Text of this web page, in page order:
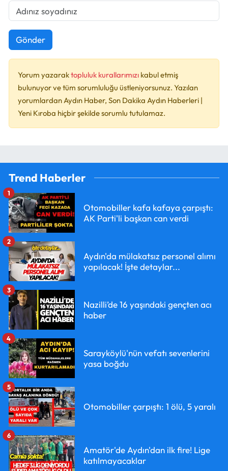
Gönder
Yorum yazaraktopluluk kurallarımızı kabul etmiş
bulunuyor ve tüm sorumluluğu üstleniyorsunuz. Yazılan
yorumlardan Aydın Haber, Son Dakika Aydın Haberleri |
Yeni Kıroba hiçbir şekilde sorumlu tutulamaz.
Trend Haberler
Otomobiller kafa kafaya çarpıştı:
AK Parti'li başkan can verdi
1
Aydın'da mülakatsız personel alımı
yapılacak! İşte detaylar...
2
Nazilli’de 16 yaşındaki gençten acı
haber
3
Sarayköylü'nün vefatı sevenlerini
yasa boğdu
4
Otomobiller çarpıştı: 1 ölü, 5 yaralı
5
Amatör'de Aydın'dan ilk fire! Lige
katılmayacaklar
6